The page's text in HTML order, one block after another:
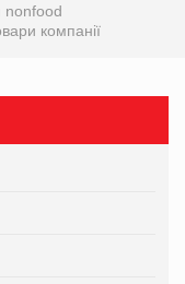
nonfood
компанії